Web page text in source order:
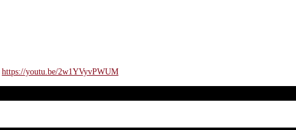
https://youtu.be/2w1YVyvPWUM